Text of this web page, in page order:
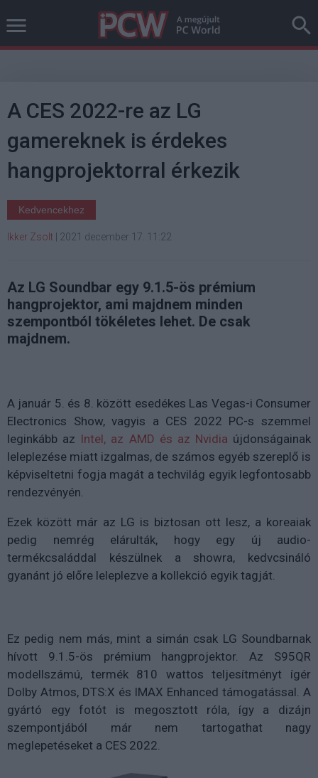
A CES 2022-re az LG
gamereknek is érdekes
hangprojektorral érkezik
Kedvencekhez
Ikker Zsolt 2021 december 17. 11:22
Az LG Soundbar egy 9.1.5-ös prémium
hangprojektor, ami majdnem minden
szempontból tökéletes lehet. De csak
majdnem.
A január 5. és 8. között esedékes Las Vegas-i Consumer
Electronics Show, vagyis a CES 2022 PC-s szemmel
leginkább az Intel, az AMD és az Nvidia újdonságainak
leleplezése miatt izgalmas, de számos egyéb szereplő is
képviseltetni fogja magát a techvilág egyik legfontosabb
rendezvényén.
Ezek között már az LG is biztosan ott lesz, a koreaiak
pedig nemrég elárulták, hogy egy új audio-
termékcsaláddal készülnek a showra, kedvcsináló
gyanánt jó előre leleplezve a kollekció egyik tagját.
Ez pedig nem más, mint a simán csak LG Soundbarnak
hívott 9.1.5-ös prémium hangprojektor. Az S95QR
modellszámú, termék 810 wattos teljesítményt ígér
Dolby Atmos, DTS:X és IMAX Enhanced támogatással. A
gyártó egy fotót is megosztott róla, így a dizájn
szempontjából már nem tartogathat nagy
meglepetéseket a CES 2022.